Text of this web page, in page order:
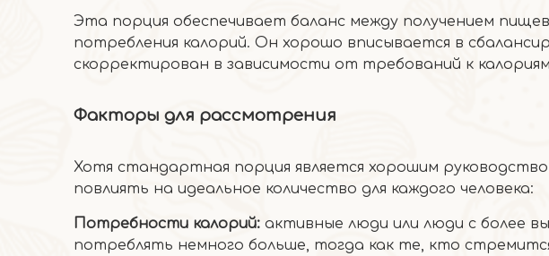
Эта порция обеспечивает баланс между получением
потребления калорий. Он хорошо вписывается в
скорректирован в зависимости от требований к
Факторы для рассмотрения
Хотя стандартная порция является хорошим
повлиять на идеальное количество для каждого человека:
Потребности калорий: активные люди или люди с более
потреблять немного больше, тогда как те, кто